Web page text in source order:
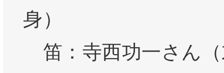
身）
笛：寺西功一さん